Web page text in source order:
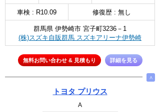
車検 : R10.09 修復歴 : 無し
群馬県 伊勢崎市 宮子町3236－1
(株)スズキ自販群馬 スズキアリーナ伊勢崎
無料お問い合わせ & 見積もり 詳細を見る
∧
トヨタ プリウス
A